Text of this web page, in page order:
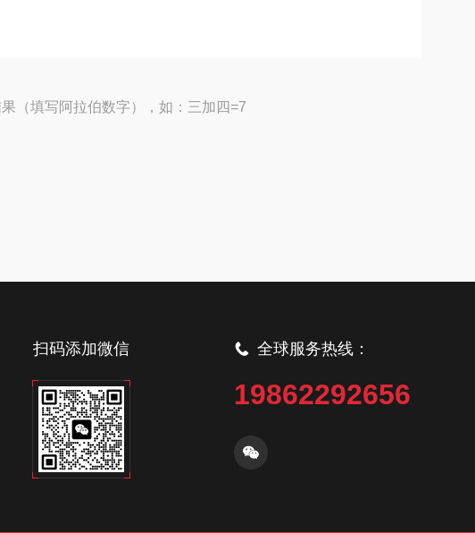
（填写阿拉伯数字），如：三加四=7
扫码添加微信 全球服务热线：
19862292656